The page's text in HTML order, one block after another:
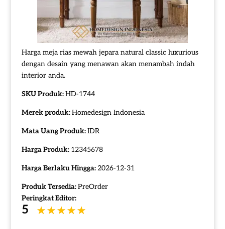
Harga meja rias mewah jepara natural classic luxurious
dengan desain yang menawan akan menambah indah
interior anda.
SKU Produk:HD-1744
Merek produk:Homedesign Indonesia
Mata Uang Produk:IDR
Harga Produk: 12345678
Harga Berlaku Hingga:2026-12-31
Produk Tersedia:PreOrder
Peringkat Editor:
5